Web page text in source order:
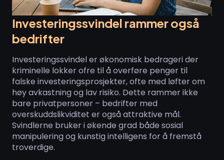
Investeringssvindel rammer også
bedrifter
Investeringssvindel er økonomisk bedrageri der
kriminelle lokker ofre til å overføre penger til
falske investeringsprosjekter, ofte med løfter om
høy avkastning og lav risiko. Dette rammer ikke
bare privatpersoner – bedrifter med
overskuddslikviditet er også attraktive mål.
Svindlerne bruker i økende grad både sosial
manipulering og kunstig intelligens for å fremstå
troverdige.